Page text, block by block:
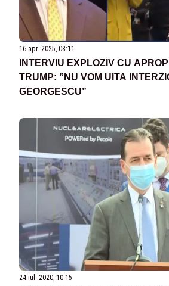
16 apr. 2025, 08:11
INTERVIU EXPLOZIV CU
TRUMP: ”NU VOM UITA
GEORGESCU”
24 iul. 2020, 10:15